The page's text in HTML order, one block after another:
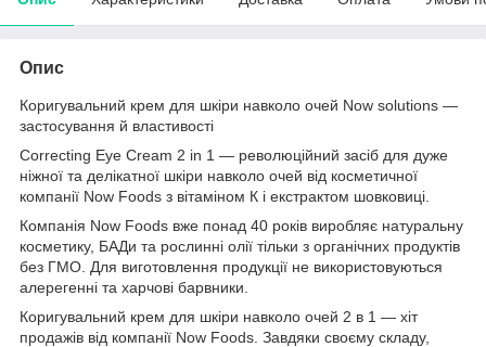
Опис
Коригувальний крем для шкіри навколо очей Now solutions —
застосування й властивості
Correcting Eye Cream 2 in 1 — революційний засіб для дуже
ніжної та делікатної шкіри навколо очей від косметичної
компанії Now Foods з вітаміном К і екстрактом шовковиці.
Компанія Now Foods вже понад 40 років виробляє натуральну
косметику, БАДи та рослинні олії тільки з органічних продуктів
без ГМО. Для виготовлення продукції не використовуються
алерегенні та харчові барвники.
Коригувальний крем для шкіри навколо очей 2 в 1 — хіт
продажів від компанії Now Foods. Завдяки своєму складу,